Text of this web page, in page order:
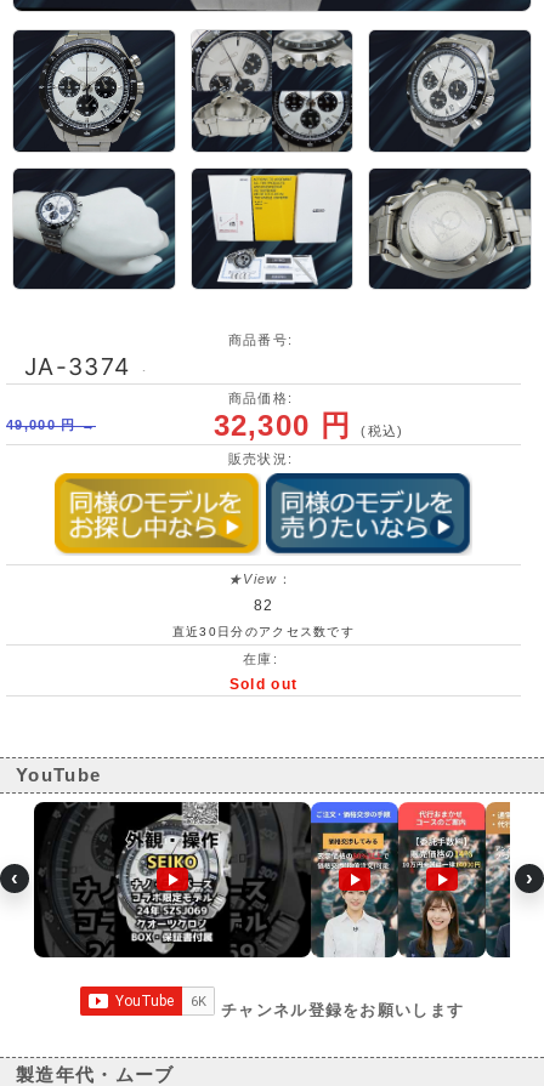
商品番号:
JA-3374
･
商品価格:
49,000 円 →
32,300 円(税込)
販売状況:
★View ：
82
直近30日分のアクセス数です
在庫:
Sold out
YouTube
‹ ›
チャンネル登録をお願いします
製造年代・ムーブ